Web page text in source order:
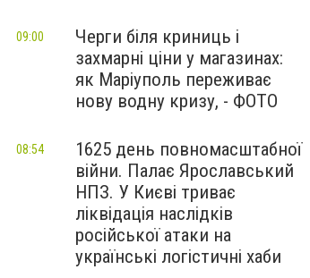
Черги біля криниць і
захмарні ціни у магазинах:
як Маріуполь переживає
нову водну кризу, - ФОТО
09:00
1625 день повномасштабної
війни. Палає Ярославський
НПЗ. У Києві триває
ліквідація наслідків
російської атаки на
українські логістичні хаби
08:54